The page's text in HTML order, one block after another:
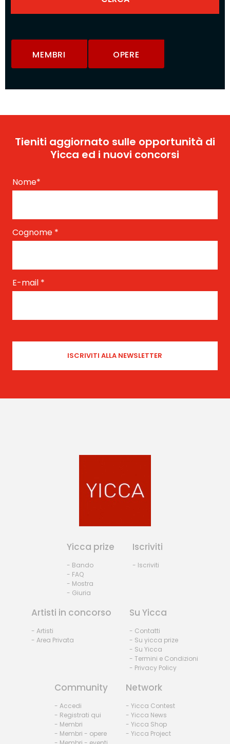
MEMBRI OPERE
Tieniti aggiornato sulle opportunità di
Yicca ed i nuovi concorsi
Nome*
Cognome *
E-mail *
Yicca prize
- Bando
- FAQ
- Mostra
- Giuria
Iscriviti
- Iscriviti
Artisti in concorso
- Artisti
- Area Privata
Su Yicca
- Contatti
- Su yicca prize
- Su Yicca
- Termini e Condizioni
- Privacy Policy
Community
- Accedi
- Registrati qui
- Membri
- Membri - opere
Network
- Yicca Contest
- Yicca News
- Yicca Shop
- Yicca Project